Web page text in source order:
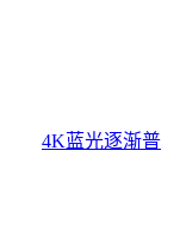
4K蓝光逐渐普